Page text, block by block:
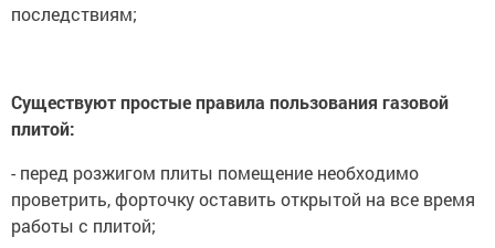
последствиям;
Существуют простые правила пользования газовой
плитой:
- перед розжигом плиты помещение необходимо
проветрить, форточку оставить открытой на все время
работы с плитой;